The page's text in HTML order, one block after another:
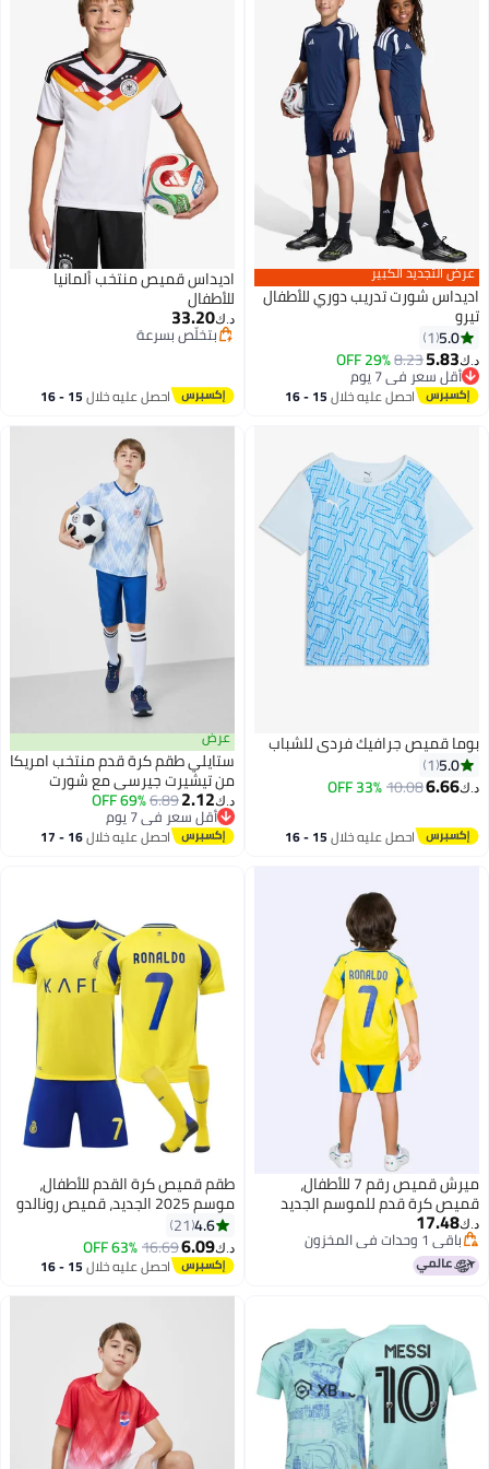
عرض التجديد الكبير
اديداس شورت تدريب دوري للأطفال
تيرو
5.0
1
د.ك‏5.83
8.23
29% OFF
أقل سعر في 7 يوم
أقل سعر في 7 يوماحصل عليه خلال 15 - 16
اديداس قميص منتخب ألمانيا
للأطفال
د.ك‏33.20
بتخلّص بسرعة
بتخلّص بسرعة
احصل عليه خلال 15 - 16
بوما قميص جرافيك فردي للشباب
5.0
1
د.ك‏6.66
10.08
33% OFF
احصل عليه خلال 15 - 16
عرض
ستايلي طقم كرة قدم منتخب امريكا
من تيشيرت جيرسي مع شورت
للأولادد.ك‏2.12
6.89
69% OFF
أقل سعر في 7 يوم
أقل سعر في 7 يوماحصل عليه خلال 16 - 17
ميرش قميص رقم 7 للأطفال،
قميص كرة قدم للموسم الجديد
24/25 مع شورت
د.ك‏17.48
باقي 1 وحدات في المخزون
باقي 1 وحدات في المخزون 2
طقم قميص كرة القدم للأطفال،
موسم 2025 الجديد، قميص رونالدو
رقم #7، طقم قميص كرة القدم بطل
العالم للأطفال والمراهقين، بدلات
رياضية 24 ياردة
4.6
21
د.ك‏6.09
16.69
63% OFF
احصل عليه خلال 15 - 16